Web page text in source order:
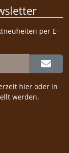
per E-
hier oder in
werden.